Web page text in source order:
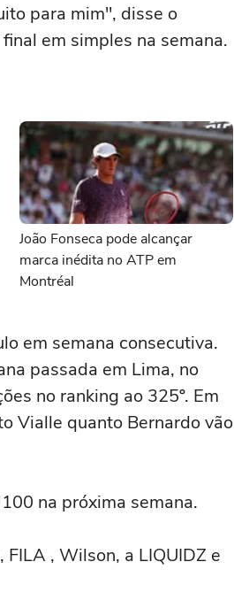
para mim", disse o
em simples na semana.
João Fonseca pode alcançar
marca inédita no ATP em
Montréal
em semana consecutiva.
passada em Lima, no
no ranking ao 325º. Em
Vialle quanto Bernardo vão
na próxima semana.
, Wilson, a LIQUIDZ e